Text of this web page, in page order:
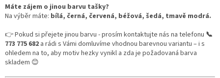
Máte zájem o jinou barvu tašky?
Na výběr máte: bílá, černá, červená, béžová, šedá, tmavě modrá.
👉 Pokud si přejete jinou barvu - prosím kontaktujte nás na telefonu 📞
773 775 682 a rádi s Vámi domluvíme vhodnou barevnou variantu – i s
ohledem na to, aby motiv hezky vynikl a zda je požadovaná barva
skladem 😊